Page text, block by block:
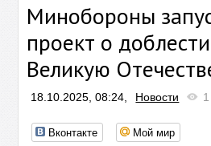
Минобороны
проект о
Великую
18.10.2025, 08:24, Новости
Вконтакте Мой мир